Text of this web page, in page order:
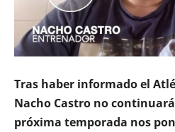
Tras haber informado el
Nacho Castro no
próxima temporada nos